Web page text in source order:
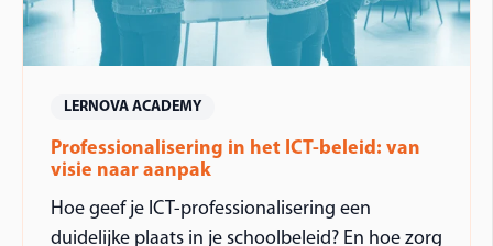
LERNOVA ACADEMY
Professionalisering in het ICT-beleid: van
visie naar aanpak
Hoe geef je ICT-professionalisering een
duidelijke plaats in je schoolbeleid? En hoe zorg